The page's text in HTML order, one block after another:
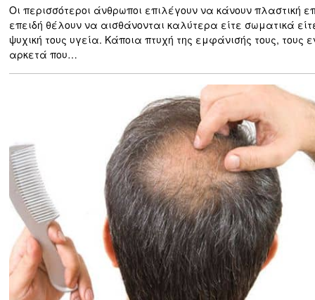
Οι περισσότεροι άνθρωποι επιλέγουν να κάνουν πλαστική
επειδή θέλουν να αισθάνονται καλύτερα είτε σωματικά
ψυχική τους υγεία. Κάποια πτυχή της εμφάνισής τους, τους
αρκετά που…